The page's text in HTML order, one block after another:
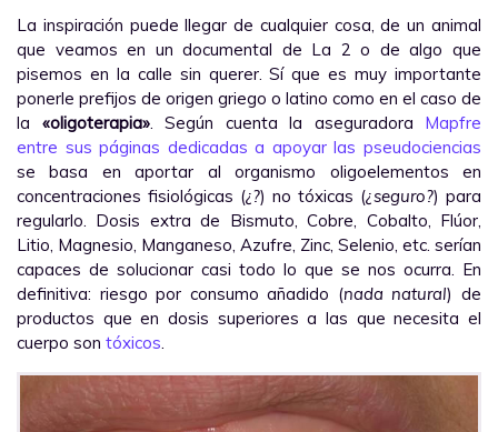
La inspiración puede llegar de cualquier cosa, de un animal
que veamos en un documental de La 2 o de algo que
pisemos en la calle sin querer. Sí que es muy importante
ponerle prefijos de origen griego o latino como en el caso de
la «oligoterapia». Según cuenta la aseguradora Mapfre
entre sus páginas dedicadas a apoyar las pseudociencias
se basa en aportar al organismo oligoelementos en
concentraciones fisiológicas (¿?) no tóxicas (¿seguro?) para
regularlo. Dosis extra de Bismuto, Cobre, Cobalto, Flúor,
Litio, Magnesio, Manganeso, Azufre, Zinc, Selenio, etc. serían
capaces de solucionar casi todo lo que se nos ocurra. En
definitiva: riesgo por consumo añadido (nada natural) de
productos que en dosis superiores a las que necesita el
cuerpo son tóxicos